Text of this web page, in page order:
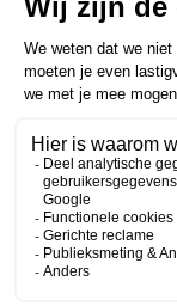
mailadres
Inschrijven
FacebookInstagram
Copyright 2026